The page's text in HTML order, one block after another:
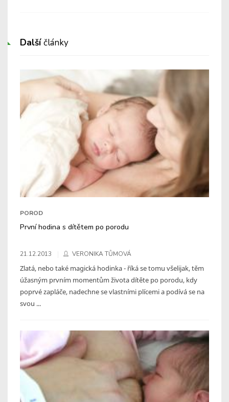
Dalšíčlánky
POROD
První hodina s dítětem po porodu
21.12.2013 VERONIKA TŮMOVÁ
Zlatá, nebo také magická hodinka - říká se tomu všelijak, těm
úžasným prvním momentům života dítěte po porodu, kdy
poprvé zapláče, nadechne se vlastními plícemi a podívá se na
svou ...